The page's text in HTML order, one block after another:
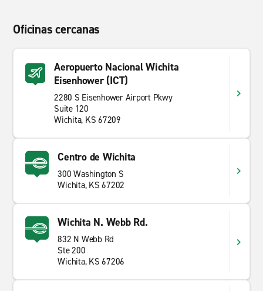
Oficinas cercanas
Aeropuerto Nacional Wichita
Eisenhower (ICT)
2280 S Eisenhower Airport Pkwy
Suite 120
Wichita, KS 67209
Centro de Wichita
300 Washington S
Wichita, KS 67202
Wichita N. Webb Rd.
832 N Webb Rd
Ste 200
Wichita, KS 67206